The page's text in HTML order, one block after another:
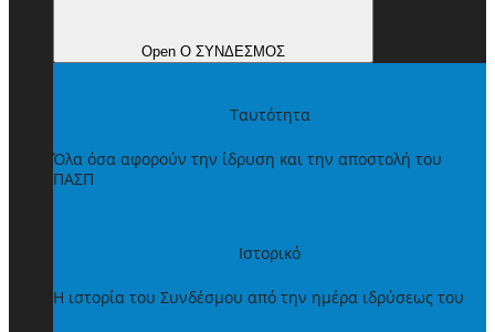
Open Ο ΣΥΝΔΕΣΜΟΣ
Ταυτότητα
Όλα όσα αφορούν την ίδρυση και την αποστολή του
ΠΑΣΠ
Ιστορικό
Η ιστορία του Συνδέσμου από την ημέρα ιδρύσεως του